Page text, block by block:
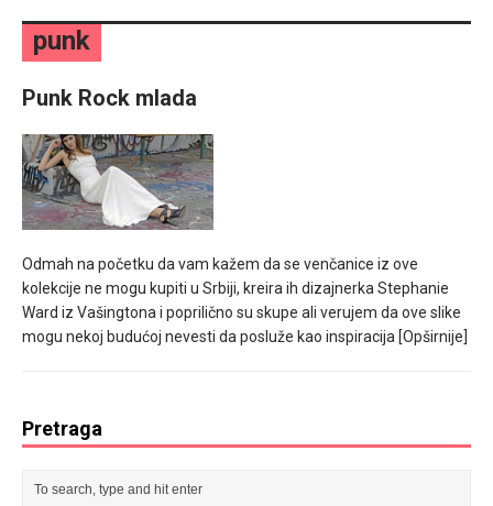
Poklon koji će vaša druga polovina zauvek pamtiti
punk
Punk Rock mlada
Odmah na početku da vam kažem da se venčanice iz ove
kolekcije ne mogu kupiti u Srbiji, kreira ih dizajnerka Stephanie
Ward iz Vašingtona i poprilično su skupe ali verujem da ove slike
mogu nekoj budućoj nevesti da posluže kao inspiracija [Opširnije]
Pretraga